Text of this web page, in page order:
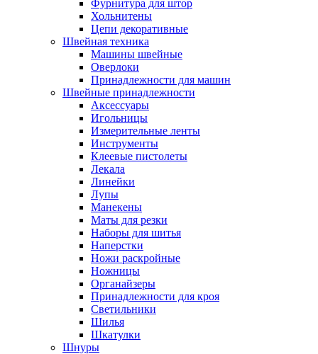
Фурнитура для штор
Хольнитены
Цепи декоративные
Швейная техника
Машины швейные
Оверлоки
Принадлежности для машин
Швейные принадлежности
Аксессуары
Игольницы
Измерительные ленты
Инструменты
Клеевые пистолеты
Лекала
Линейки
Лупы
Манекены
Маты для резки
Наборы для шитья
Наперстки
Ножи раскройные
Ножницы
Органайзеры
Принадлежности для кроя
Светильники
Шилья
Шкатулки
Шнуры